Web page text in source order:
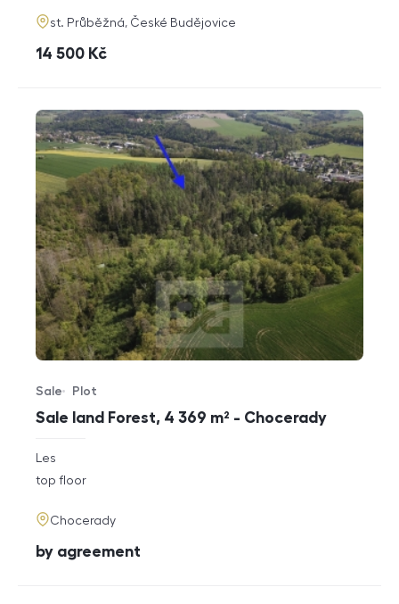
adresa
st. Průběžná, České Budějovice
cena
14 500 Kč
Sale land Forest, 4 369 m² - Chocerady
Offer type
Sale
Property type
Plot
rozměry
disposition
Les
funkce
top floor
adresa
Chocerady
cena
by agreement